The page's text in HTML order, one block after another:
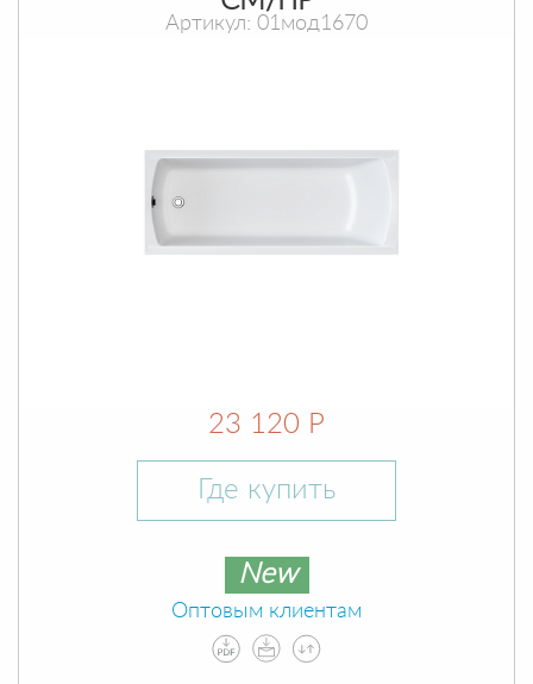
Артикул: 01мод1670
23 120 Р
Где купить
New
Оптовым клиентам